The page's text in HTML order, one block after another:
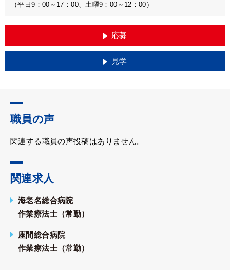
（平日9：00～17：00、土曜9：00～12：00）
応募
見学
職員の声
関連する職員の声投稿はありません。
関連求人
海老名総合病院
作業療法士（常勤）
座間総合病院
作業療法士（常勤）